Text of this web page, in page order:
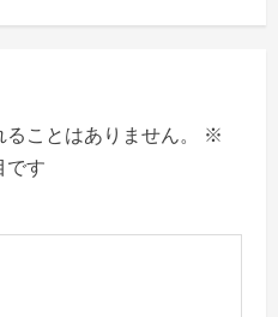
ことはありません。
※
です